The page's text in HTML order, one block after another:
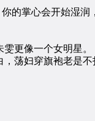
掌心会开始湿润
更像一个女明星。
妇穿旗袍老是不